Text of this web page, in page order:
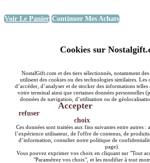
Voir Le Panier Continuer Mes Achats
Cookies sur
NostalGift.com et des tiers sélectionnés, notamment des
utilisent des cookies ou des technologies similaires. Les
d’accéder, d’analyser et de stocker des informations telles
votre terminal ainsi que certaines données personnelles
données de navigation, d’utilisation ou de
Accepter
refuser
choix
Ces données sont traitées aux fins suivantes entre autres :
l’expérience utilisateur, de l'offre de contenus, de
d’information, consulter notre politique de
page).
Vous pouvez exprimer vos choix en cliquant sur "Tout
"Paramétrez vos choix", et les modifier à tout